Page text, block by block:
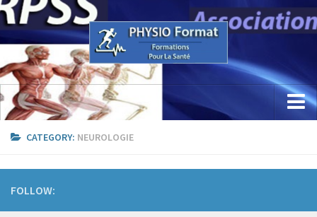
Accueil
Etude / Formation / Recherche
Parcours Professionnel
CATEGORY: NEUROLOGIE
FOLLOW: